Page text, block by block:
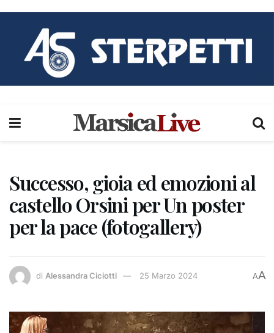
Successo, gioia ed emozioni al
castello Orsini per Un poster
per la pace (fotogallery)
di Alessandra Ciciotti 25 Marzo 2024 AA